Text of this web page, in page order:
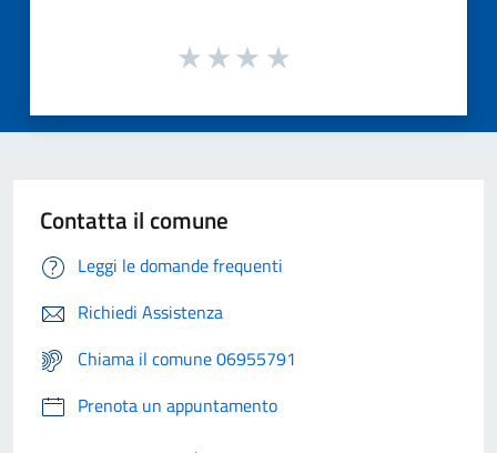
Contatta il comune
Leggi le domande frequenti
Richiedi Assistenza
Chiama il comune 06955791
Prenota un appuntamento